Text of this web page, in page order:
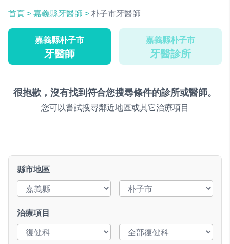
首頁 > 嘉義縣牙醫師 > 朴子市牙醫師
嘉義縣朴子市
牙醫師
嘉義縣朴子市
牙醫診所
很抱歉，沒有找到符合您搜尋條件的診所或醫師。
您可以嘗試搜尋鄰近地區或其它治療項目
縣市地區
治療項目